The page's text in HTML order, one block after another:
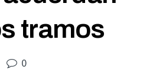
tramos
0